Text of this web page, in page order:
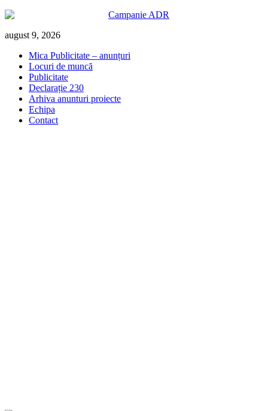
Skip
content
august 9, 2026
Mica Publicitate – anunțuri
Locuri de muncă
Publicitate
Declarație 230
Arhiva anunturi proiecte
Echipa
Contact